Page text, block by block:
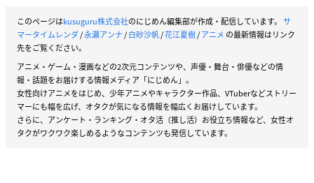
このページはkusuguru株式会社のにじめん編集部が作成・配信しています。 サ
マータイムレンダ/永瀬アンナ/白砂沙帆/花江夏樹/アニメ の最新情報はリンク
先をご覧ください。
アニメ・ゲーム・漫画などの2次元コンテンツや、声優・舞台・俳優などの情
報・話題をお届けする情報メディア「にじめん」。
女性向けアニメをはじめ、少年アニメやキャラクター作品、VTuberなどストリー
マーにも幅を広げ、オタクが気になる情報を幅広くお届けしています。
さらに、アンケート・ランキング・オタ活（推し活）お役立ち情報など、女性オ
タクがワクワク楽しめるようなコンテンツも発信しています。